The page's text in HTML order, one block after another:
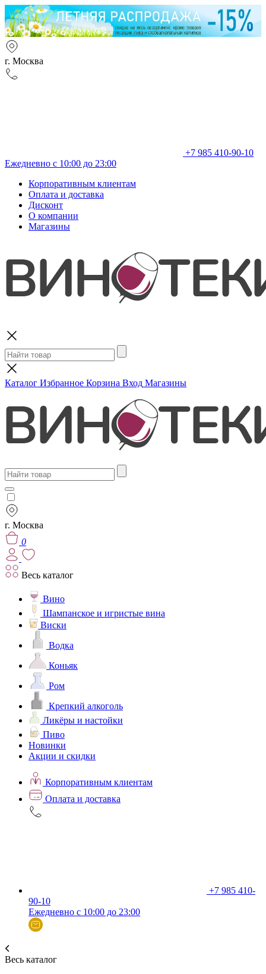
г. Москва
+7 985 410-90-10
Ежедневно с 10:00 до 23:00
Корпоративным клиентам
Оплата и доставка
Дисконт
О компании
Магазины
Каталог Избранное Корзина Вход Магазины
г. Москва
0
Весь каталог
Вино
Шампанское и игристые вина
Виски
Водка
Коньяк
Ром
Крепкий алкоголь
Ликёры и настойки
Пиво
Новинки
Акции и скидки
Корпоративным клиентам
Оплата и доставка
+7 985 410-
90-10
Ежедневно с 10:00 до 23:00
Весь каталог